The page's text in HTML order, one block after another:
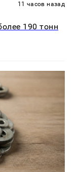
11 часов назад
190 тонн